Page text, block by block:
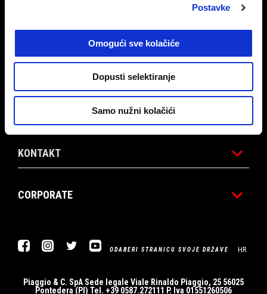
Postavke
Omogući sve kolačiće
Dopusti selektiranje
Samo nužni kolačići
MODELI
USLUGE ZA KUPCE
KONTAKT
CORPORATE
FacebookInstagram
Twitter YouTube
ODABERI STRANICU SVOJE DRŽAVE HR
Piaggio & C. SpA Sede legale Viale Rinaldo Piaggio, 25 56025
Pontedera (PI) Tel. +39 0587.272111 P. Iva 01551260506